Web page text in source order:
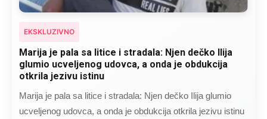
EKSKLUZIVNO
Kad se Marin suprug razbolio ona ga kupala,
pelene mu mijenjala: Jedno jutro je poslao po
čokoladu..
Kad se Marin suprug razbolio ona ga kupala, pelene mu
mijenjala: Jedno jutro je poslao po čokoladu..